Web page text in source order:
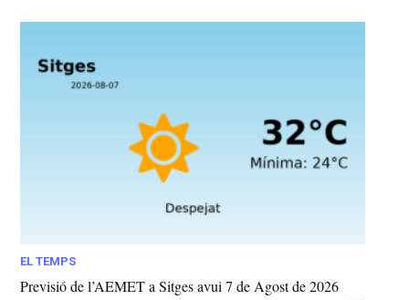
EL TEMPS
Previsió de l’AEMET a Sitges avui 7 de Agost de 2026